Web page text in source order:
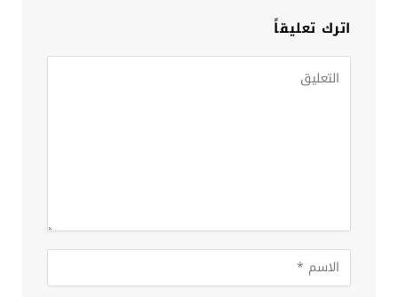
اترك تعليقاً